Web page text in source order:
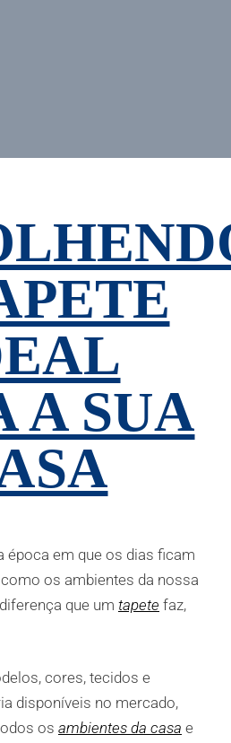
A SUA
época em que os dias ficam
os ambientes da nossa
que um tapete faz,
cores, tecidos e
disponíveis no mercado,
os ambientes da casa e